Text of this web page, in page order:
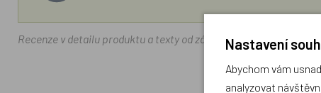
Recenze v detailu produktu a texty od zákazníků v poradně
Nastavení
Abychom vám
analyzovat